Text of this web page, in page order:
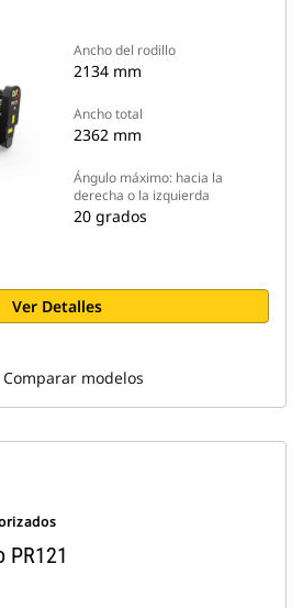
Ancho del rodillo
2134 mm
Ancho total
2362 mm
Ángulo máximo: hacia la
derecha o la izquierda
20 grados
Ver Detalles
Comparar modelos
PR121